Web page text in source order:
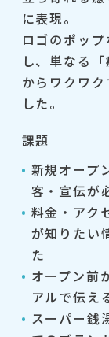
に表現。
ロゴのポッ
し、単なる
からワクワ
した。
課題
新規オープ
客・宣伝が
料金・アク
が知りたい
た
オープン前
アルで伝え
スーパー銭